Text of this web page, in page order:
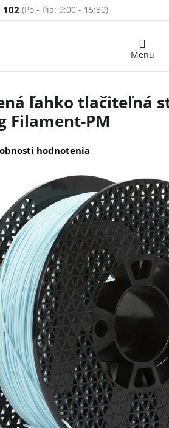
102
Nákupný
ľahko tlačiteľná
Filament-PM
hodnotenia